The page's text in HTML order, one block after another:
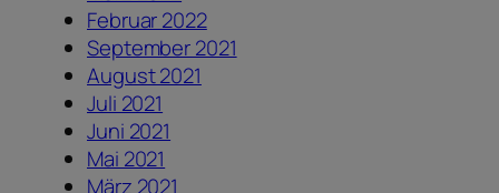
Februar 2022
September 2021
August 2021
Juli 2021
Juni 2021
Mai 2021
März 2021